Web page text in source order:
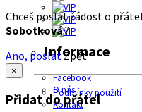
Informace
Facebook
O nás
Podmínky použití
Kontakt
Chceš poslat žádost o
Sobotková?
Ano, poslatZpět
×
Přidat do přátel